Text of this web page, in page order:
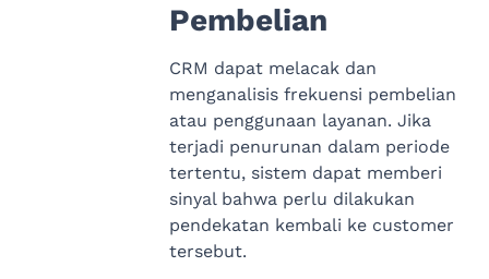
Pembelian
CRM dapat melacak dan
menganalisis frekuensi pembelian
atau penggunaan layanan. Jika
terjadi penurunan dalam periode
tertentu, sistem dapat memberi
sinyal bahwa perlu dilakukan
pendekatan kembali ke customer
tersebut.